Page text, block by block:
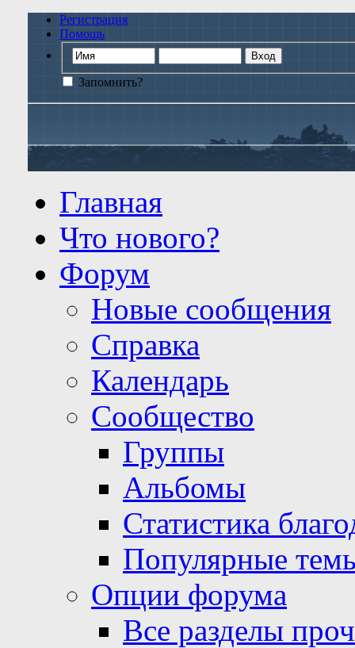
Регистрация
Помощь
Запомнить?
Главная
Что нового?
Форум
Новые сообщения
Справка
Календарь
Сообщество
Группы
Альбомы
Статистика
Популярные
Опции форума
Все разделы